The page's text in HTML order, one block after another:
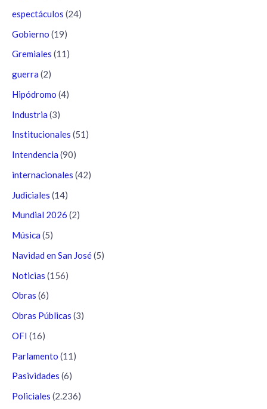
espectáculos (24)
Gobierno (19)
Gremiales (11)
guerra (2)
Hipódromo (4)
Industria (3)
Institucionales (51)
Intendencia (90)
internacionales (42)
Judiciales (14)
Mundial 2026 (2)
Música (5)
Navidad en San José(5)
Noticias (156)
Obras (6)
Obras Públicas (3)
OFI (16)
Parlamento (11)
Pasividades (6)
Policiales (2.236)